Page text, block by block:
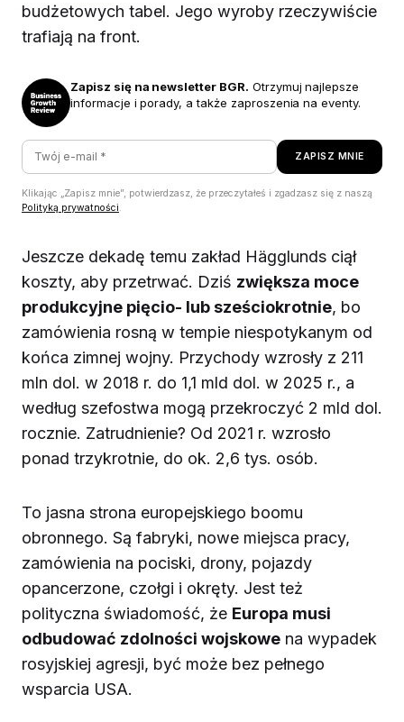
budżetowych tabel. Jego wyroby rzeczywiście
trafiają na front.
Jeszcze dekadę temu zakład Hägglunds ciął
koszty, aby przetrwać. Dziś zwiększa moce
produkcyjne pięcio- lub sześciokrotnie, bo
zamówienia rosną w tempie niespotykanym od
końca zimnej wojny. Przychody wzrosły z 211
mln dol. w 2018 r. do 1,1 mld dol. w 2025 r., a
według szefostwa mogą przekroczyć 2 mld dol.
rocznie. Zatrudnienie? Od 2021 r. wzrosło
ponad trzykrotnie, do ok. 2,6 tys. osób.
To jasna strona europejskiego boomu
obronnego. Są fabryki, nowe miejsca pracy,
zamówienia na pociski, drony, pojazdy
opancerzone, czołgi i okręty. Jest też
polityczna świadomość, że Europa musi
odbudować zdolności wojskowe na wypadek
rosyjskiej agresji, być może bez pełnego
wsparcia USA.